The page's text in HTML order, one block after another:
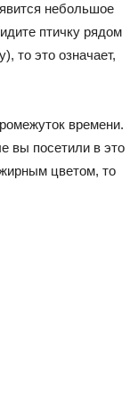
небольшое
птичку рядом
то это означает,
времени.
вы посетили в это
цветом, то